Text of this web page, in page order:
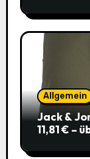
Allgemein
Jack &
11,81 € –